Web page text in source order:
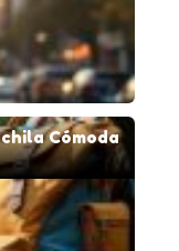
Cómoda